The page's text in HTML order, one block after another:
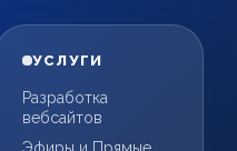
УСЛУГИ
Разработка
вебсайтов
Эфиры и Прямые